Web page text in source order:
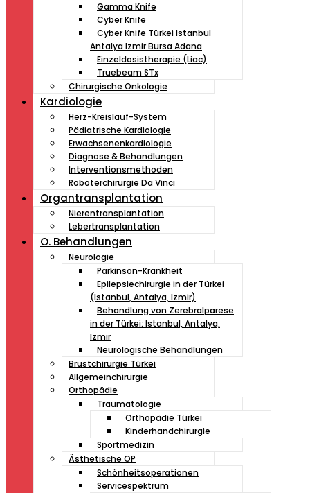
Gamma Knife
Cyber Knife
Cyber ​​Knife Türkei Istanbul
Antalya Izmir Bursa Adana
Einzeldosistherapie (Liac)
Truebeam STx
Chirurgische Onkologie
Kardiologie
Herz-Kreislauf-System
Pädiatrische Kardiologie
Erwachsenenkardiologie
Diagnose & Behandlungen
Interventionsmethoden
Roboterchirurgie Da Vinci
Organtransplantation
Nierentransplantation
Lebertransplantation
O. Behandlungen
Neurologie
Parkinson-Krankheit
Epilepsiechirurgie in der Türkei
(Istanbul, Antalya, Izmir)
Behandlung von Zerebralparese
in der Türkei: Istanbul, Antalya,
Izmir
Neurologische Behandlungen
Brustchirurgie Türkei
Allgemeinchirurgie
Orthopädie
Traumatologie
Orthopädie Türkei
Kinderhandchirurgie
Sportmedizin
Ästhetische OP
Schönheitsoperationen
Servicespektrum